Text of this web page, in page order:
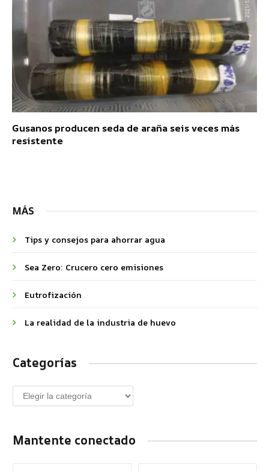
Gusanos producen seda de araña seis veces más
resistente
MÁS
Tips y consejos para ahorrar agua
Sea Zero: Crucero cero emisiones
Eutrofización
La realidad de la industria de huevo
Categorías
Mantente conectado